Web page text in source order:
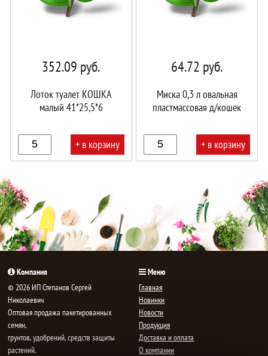
352.09 руб.
Лоток туалет КОШКА
малый 41*25,5*6
+ в корзину
корзине!
64.72 руб.
Миска 0,3 л овальная
пластмассовая д/кошек
+ в корзину
Компания
© 2026 ИП Степанов Сергей
Николаевич
Oптовая продажа пакетированных
семян,
грунтов, удобрений, средств защиты
растений.
Меню
Главная
Новинки
Новости
Продукция
Доставка и оплата
О компании